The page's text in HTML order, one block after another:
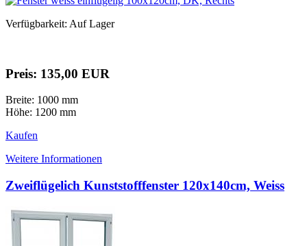
Verfügbarkeit: Auf Lager
Preis: 135,00 EUR
Breite: 1000 mm
Höhe: 1200 mm
Kaufen
Weitere Informationen
Zweiflügelich Kunststofffenster 120x140cm, Weiss